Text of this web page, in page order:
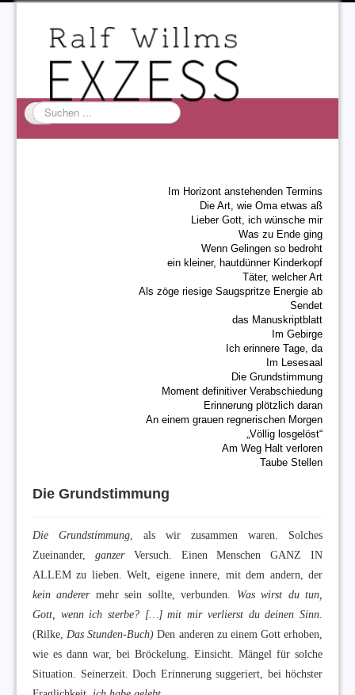
Suchen
...
Im Horizont anstehenden Termins
Die Art, wie Oma etwas aß
Lieber Gott, ich wünsche mir
Was zu Ende ging
Wenn Gelingen so bedroht
ein kleiner, hautdünner Kinderkopf
Täter, welcher Art
Als zöge riesige Saugspritze Energie ab
Sendet
das Manuskriptblatt
Im Gebirge
Ich erinnere Tage, da
Im Lesesaal
Die Grundstimmung
Moment definitiver Verabschiedung
Erinnerung plötzlich daran
An einem grauen regnerischen Morgen
„Völlig losgelöst“
Am Weg Halt verloren
Taube Stellen
Die Grundstimmung
Die Grundstimmung , als wir zusammen waren. Solches
Zueinander, ganzerVersuch. Einen Menschen GANZ IN
ALLEM zu lieben. Welt, eigene innere, mit dem andern, der
kein anderermehr sein sollte, verbunden. Was wirst du tun,
Gott, wenn ich sterbe? […] mit mir verlierst du deinen Sinn
(Rilke, Das Stunden-Buch)Den anderen zu einem Gott erhoben,
wie es dann war, bei Bröckelung. Einsicht. Mängel für solche
Situation. Seinerzeit. Doch Erinnerung suggeriert, bei höchster